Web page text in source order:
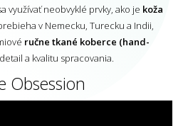
využívať neobvyklé prvky, ako je koža
v Nemecku, Turecku a Indii,
ručne tkané koberce (hand-
a kvalitu spracovania.
Obsession